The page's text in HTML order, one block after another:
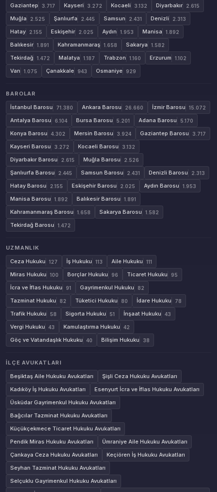
Gaziantep 3.717 Kayseri 3.272 Kocaeli 3.132 Diyarbakır 2.615
Muğla 2.525 Şanlıurfa 2.445 Samsun 2.431 Denizli 2.313
Hatay 2.155 Eskişehir 2.025 Aydın 1.953 Manisa 1.892
Balıkesir 1.891 Kahramanmaraş 1.658 Sakarya 1.582
Tekirdağ 1.472 Malatya 1.187 Trabzon 1.160 Erzurum 1.102
Van 1.075 Çanakkale 943 Osmaniye 929
BAROLAR
İstanbul Barosu
71.380 Ankara Barosu 26.660 İzmir Barosu 15.072
Antalya Barosu 6.104 Bursa Barosu 5.201 Adana Barosu 5.170
Konya Barosu 4.302 Mersin Barosu 3.924 Gaziantep Barosu 3.717
Kayseri Barosu 3.272 Kocaeli Barosu 3.132
Diyarbakır Barosu 2.615 Muğla Barosu 2.526
Şanlıurfa Barosu 2.445 Samsun Barosu 2.431 Denizli Barosu 2.313
Hatay Barosu 2.155 Eskişehir Barosu 2.025 Aydın Barosu 1.953
Manisa Barosu 1.892 Balıkesir Barosu 1.891
Kahramanmaraş Barosu 1.658 Sakarya Barosu 1.582
Tekirdağ Barosu 1.472
UZMANLIK
Ceza Hukuku
127 İş Hukuku 113 Aile Hukuku 111
Miras Hukuku 100 Borçlar Hukuku 96 Ticaret Hukuku 95
İcra ve İflas Hukuku 91 Gayrimenkul Hukuku 82
Tazminat Hukuku 82 Tüketici Hukuku 80 İdare Hukuku 78
Trafik Hukuku 58 Sigorta Hukuku 51 İnşaat Hukuku 43
Vergi Hukuku 43 Kamulaştırma Hukuku 42
Göç ve Vatandaşlık Hukuku 40 Bilişim Hukuku 38
İLÇE AVUKATLARI
Beşiktaş Aile Hukuku Avukatları
Şişli Ceza Hukuku Avukatları
Kadıköy İş Hukuku Avukatları
Esenyurt İcra ve İflas Hukuku Avukatları
Üsküdar Gayrimenkul Hukuku Avukatları
Bağcılar Tazminat Hukuku Avukatları
Küçükçekmece Ticaret Hukuku Avukatları
Pendik Miras Hukuku Avukatları
Ümraniye Aile Hukuku Avukatları
Çankaya Ceza Hukuku Avukatları
Keçiören İş Hukuku Avukatları
Seyhan Tazminat Hukuku Avukatları
Selçuklu Gayrimenkul Hukuku Avukatları